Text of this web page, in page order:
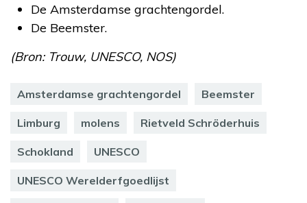
De Amsterdamse grachtengordel.
De Beemster.
(Bron: Trouw, UNESCO, NOS)
Amsterdamse grachtengordel Beemster
Limburg molens Rietveld Schröderhuis
Schokland UNESCO
UNESCO Werelderfgoedlijst